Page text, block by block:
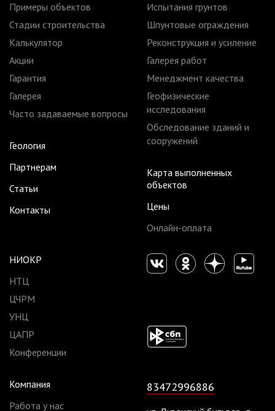
Примеры объектов
Стадии строительства
Калькулятор
Акции
Гарантия
Галерея
Часто задаваемые вопросы
Геология
Партнерам
Статьи
Контакты
Испытания грунтов
Шпунтовые ограждения
Реконструкция и усиление
Галерея работ
Менеджмент качества
Геофизические
исследования
Обследование зданий и
сооружений
Карта выполненных
объектов
Цены
Онлайн-оплата
НИОКР
НТЦ
ЦЧРМ
УНЦ
ЦАПР
Конференции
Компания
Работа у нас
83472996886